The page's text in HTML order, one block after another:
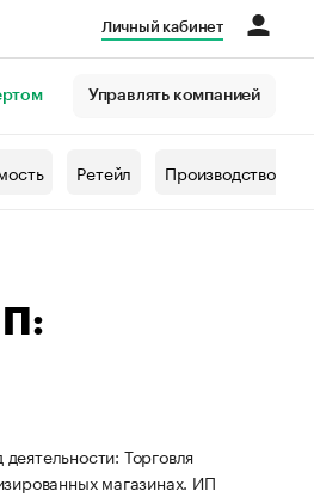
Личный кабинет
Управлять компанией
Ретейл Производство
Торговля
магазинах. ИП